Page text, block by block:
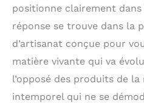
positionne clairement
réponse se trouve dans la
d’artisanat conçue pour
matière vivante qui va
l’opposé des produits de
intemporel qui ne se